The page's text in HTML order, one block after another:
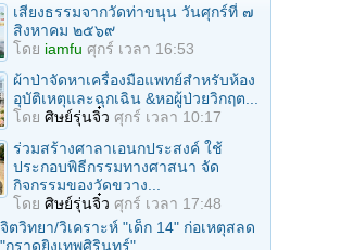
เสียงธรรมจากวัดท่าขนุน วันศุกร์ที่ ๗
สิงหาคม ๒๕๖๙
โดย iamfu ศุกร์ เวลา 16:53
ผ้าป่าจัดหาเครื่องมือแพทย์สำหรับห้อง
อุบัติเหตุและฉุกเฉิน &หอผู้ป่วยวิกฤต...
โดย ศิษย์รุ่นจิ๋ว ศุกร์ เวลา 10:17
ร่วมสร้างศาลาเอนกประสงค์ ใช้
ประกอบพิธีกรรมทางศาสนา จัด
กิจกรรมของวัดขวาง...
โดย ศิษย์รุ่นจิ๋ว ศุกร์ เวลา 17:48
จิตวิทยา/วิเคราะห์ "เด็ก 14" ก่อเหตุสลด
"กราดยิงเทพศิรินทร์"